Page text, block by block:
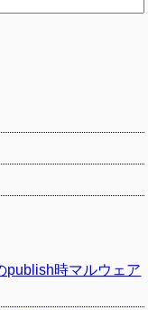
publish時マルウェア